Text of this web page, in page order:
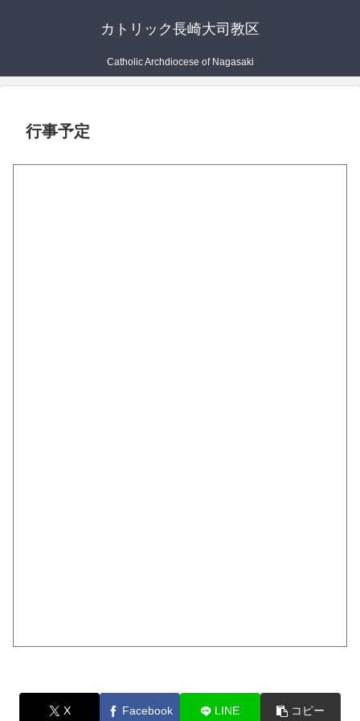
カトリック長崎大司教区
Catholic Archdiocese of Nagasaki
行事予定
X Facebook LINE コピー